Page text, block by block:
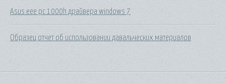
Asus eee pc 1000h драйвера windows 7
Образец отчет об использовании давальческих материалов